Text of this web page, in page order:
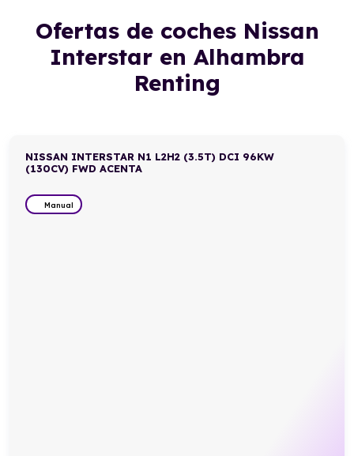
Ofertas de coches Nissan
Interstar en Alhambra
Renting
NISSAN INTERSTAR N1 L2H2 (3.5T) DCI 96KW
(130CV) FWD ACENTA
Manual